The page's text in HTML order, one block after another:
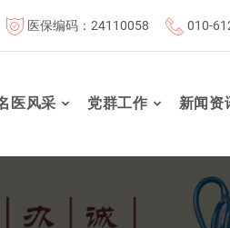
员单位 北京航天总医院联体成
医保编码：24110058 010-
医风采 党群工作 新闻资